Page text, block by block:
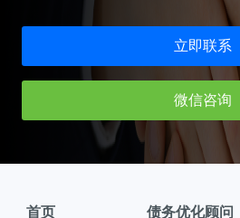
立即联系
微信咨询
首页 债务优化顾问